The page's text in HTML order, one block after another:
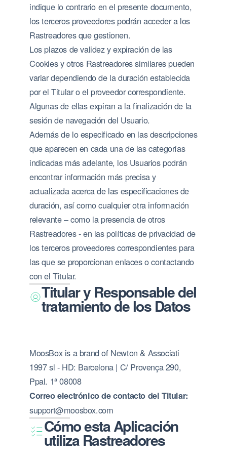
indique lo contrario en el presente documento,
los terceros proveedores podrán acceder a los
Rastreadores que gestionen.
Los plazos de validez y expiración de las
Cookies y otros Rastreadores similares pueden
variar dependiendo de la duración establecida
por el Titular o el proveedor correspondiente.
Algunas de ellas expiran a la finalización de la
sesión de navegación del Usuario.
Además de lo especificado en las descripciones
que aparecen en cada una de las categorías
indicadas más adelante, los Usuarios podrán
encontrar información más precisa y
actualizada acerca de las especificaciones de
duración, así como cualquier otra información
relevante – como la presencia de otros
Rastreadores - en las políticas de privacidad de
los terceros proveedores correspondientes para
las que se proporcionan enlaces o contactando
con el Titular.
Titular y Responsable del
tratamiento de los Datos
MoosBox is a brand of Newton & Associati
1997 sl - HD: Barcelona | C/ Provença 290,
Ppal. 1ª 08008
Correo electrónico de contacto del Titular:
support@moosbox.com
Cómo esta Aplicación
utiliza Rastreadores